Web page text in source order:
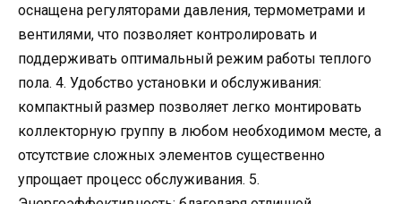
оснащена регуляторами давления, термометрами и
вентилями, что позволяет контролировать и
поддерживать оптимальный режим работы теплого
пола. 4. Удобство установки и обслуживания:
компактный размер позволяет легко монтировать
коллекторную группу в любом необходимом месте, а
отсутствие сложных элементов существенно
упрощает процесс обслуживания. 5.